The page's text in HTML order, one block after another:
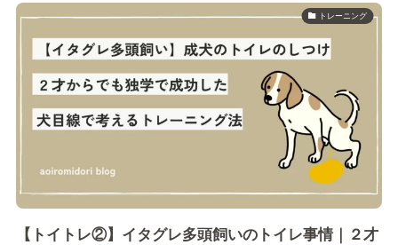
トレーニング
【トイトレ②】イタグレ多頭飼いのトイレ事情｜２才